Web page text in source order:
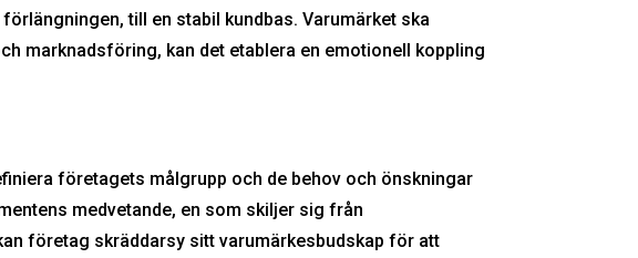
till en stabil kundbas. Varumärket ska
marknadsföring, kan det etablera en emotionell koppling
företagets målgrupp och de behov och önskningar
medvetande, en som skiljer sig från
företag skräddarsy sitt varumärkesbudskap för att